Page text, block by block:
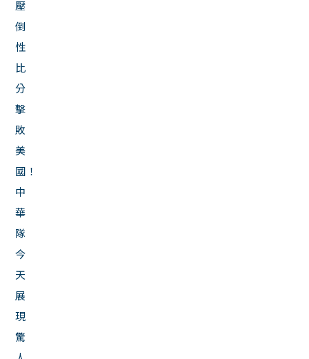
壓
倒
性
比
分
擊
敗
美
國！
中
華
隊
今
天
展
現
驚